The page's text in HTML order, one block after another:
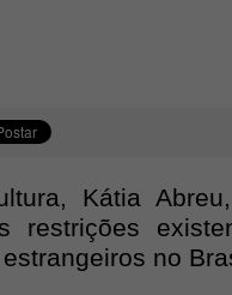
Kátia
restrições
no